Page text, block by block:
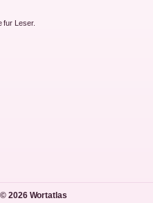
fur Leser.
2026 Wortatlas